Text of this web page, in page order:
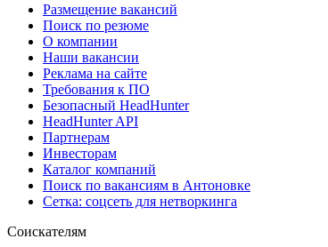
Размещение вакансий
Поиск по резюме
О компании
Наши вакансии
Реклама на сайте
Требования к ПО
Безопасный HeadHunter
HeadHunter API
Партнерам
Инвесторам
Каталог компаний
Поиск по вакансиям в Антоновке
Сетка: соцсеть для нетворкинга
Соискателям